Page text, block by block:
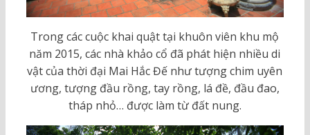
Trong các cuộc khai quật tại khuôn viên khu mộ
năm 2015, các nhà khảo cổ đã phát hiện nhiều di
vật của thời đại Mai Hắc Đế như tượng chim uyên
ương, tượng đầu rồng, tay rồng, lá đề, đầu đao,
tháp nhỏ… được làm từ đất nung.